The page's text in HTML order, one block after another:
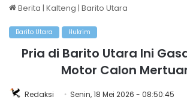
Berita | Kalteng | Barito Utara
Barito Utara Hukrim
Pria di Barito Utara Ini
Motor Calon
Redaksi Senin, 18 Mei 2026 - 08:50:45